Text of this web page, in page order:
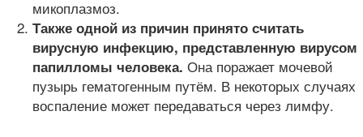
микоплазмоз.
Также одной из причин принято считать
вирусную инфекцию, представленную вирусом
папилломы человека. Она поражает мочевой
пузырь гематогенным путём. В некоторых случаях
воспаление может передаваться через лимфу.